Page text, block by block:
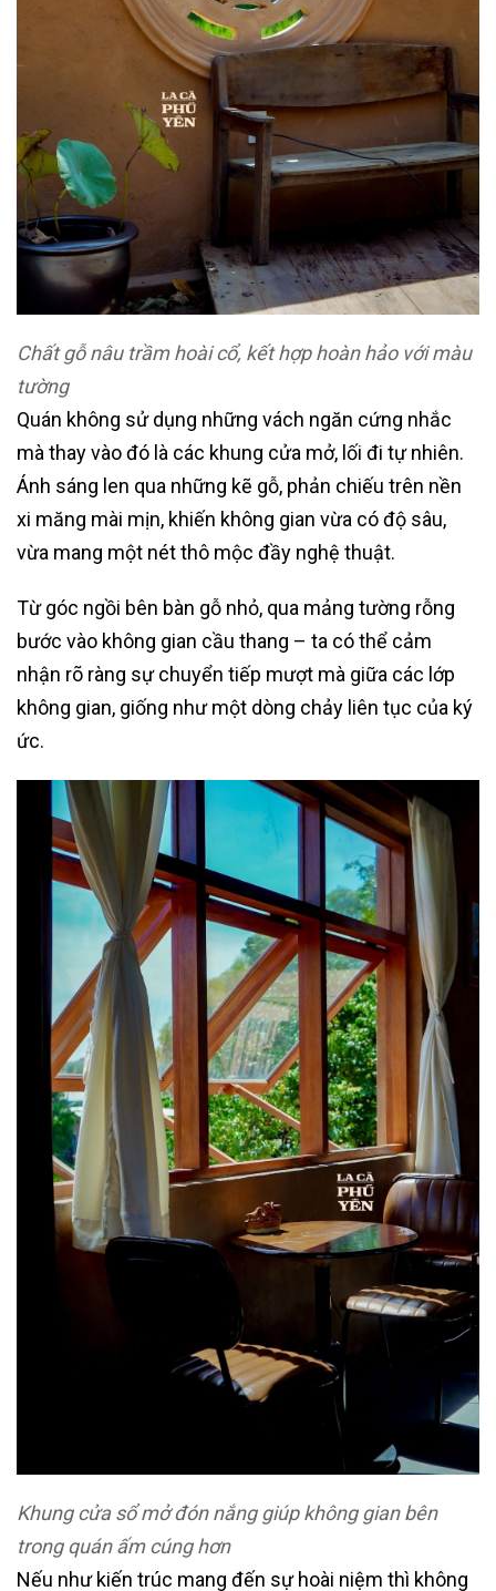
Chất gỗ nâu trầm hoài cổ, kết hợp hoàn hảo với màu
tường
Quán không sử dụng những vách ngăn cứng nhắc
mà thay vào đó là các khung cửa mở, lối đi tự nhiên.
Ánh sáng len qua những kẽ gỗ, phản chiếu trên nền
xi măng mài mịn, khiến không gian vừa có độ sâu,
vừa mang một nét thô mộc đầy nghệ thuật.
Từ góc ngồi bên bàn gỗ nhỏ, qua mảng tường rỗng
bước vào không gian cầu thang – ta có thể cảm
nhận rõ ràng sự chuyển tiếp mượt mà giữa các lớp
không gian, giống như một dòng chảy liên tục của ký
ức.
Khung cửa sổ mở đón nắng giúp không gian bên
trong quán ấm cúng hơn
Nếu như kiến trúc mang đến sự hoài niệm thì không